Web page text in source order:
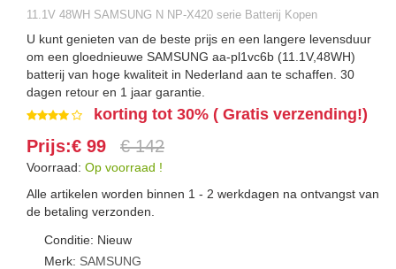
11.1V 48WH SAMSUNG N NP-X420 serie Batterij Kopen
U kunt genieten van de beste prijs en een langere levensduur
om een gloednieuwe SAMSUNG aa-pl1vc6b (11.1V,48WH)
batterij van hoge kwaliteit in Nederland aan te schaffen. 30
dagen retour en 1 jaar garantie.
korting tot 30% ( Gratis verzending!)
Prijs:€ 99 € 142
Voorraad: Op voorraad !
Alle artikelen worden binnen 1 - 2 werkdagen na ontvangst van
de betaling verzonden.
Conditie: Nieuw
Merk: SAMSUNG